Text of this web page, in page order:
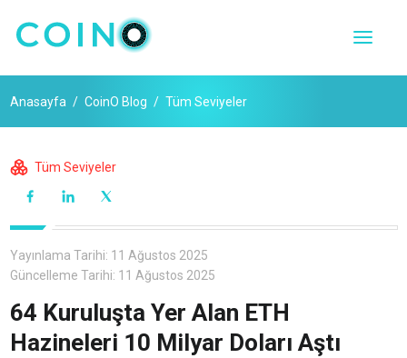
Anasayfa CoinO Blog Tüm Seviyeler
Tüm Seviyeler
Yayınlama Tarihi: 11 Ağustos 2025
Güncelleme Tarihi: 11 Ağustos 2025
64 Kuruluşta Yer Alan ETH
Hazineleri 10 Milyar Doları Aştı